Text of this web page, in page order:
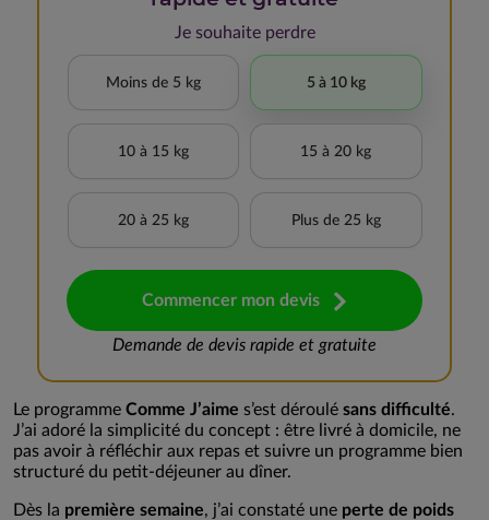
Je souhaite perdre
Moins de 5 kg 5 à 10 kg
10 à 15 kg 15 à 20 kg
20 à 25 kg Plus de 25 kg
Commencer mon devis
Demande de devis rapide et gratuite
Le programme Comme J’aime s’est déroulé sans difficulté.
J’ai adoré la simplicité du concept : être livré à domicile, ne
pas avoir à réfléchir aux repas et suivre un programme bien
structuré du petit-déjeuner au dîner.
Dès la première semaine, j’ai constaté une perte de poids